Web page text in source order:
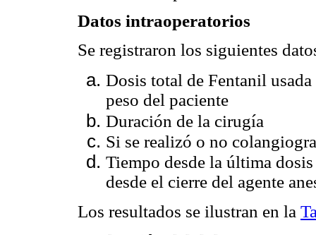
Datos intraoperatorios
Se registraron los siguientes
Dosis total de Fentanil
peso del paciente
Duración de la cirugía
Si se realizó o no
Tiempo desde la última
desde el cierre del agente
Los resultados se ilustran en la